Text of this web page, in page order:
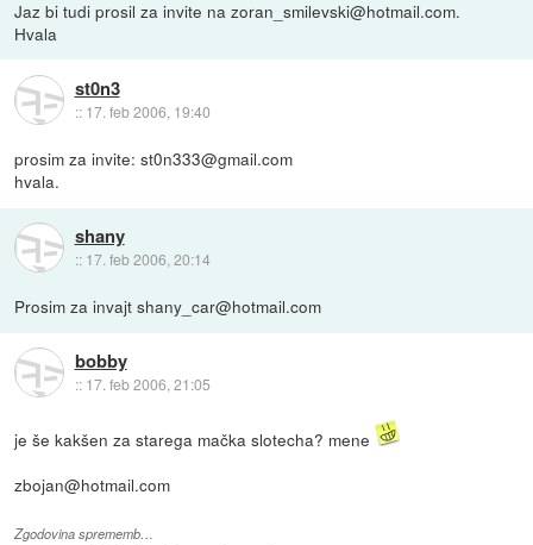
Jaz bi tudi prosil za invite na zoran_smilevski@hotmail.com.
Hvala
st0n3
:: 17. feb 2006, 19:40
prosim za invite: st0n333@gmail.com
hvala.
shany
:: 17. feb 2006, 20:14
Prosim za invajt shany_car@hotmail.com
bobby
:: 17. feb 2006, 21:05
je še kakšen za starega mačka slotecha? mene
zbojan@hotmail.com
Zgodovina sprememb…